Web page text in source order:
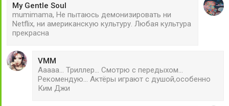
My Gentle Soul
mumimama, Не пытаюсь демонизировать ни
Netflix, ни американскую культуру. Любая культура
прекрасна
VMM
Ааааа... Триллер... Смотрю с передыхом...
Рекомендую... Актёры играют с душой,особенно
Ким Джи